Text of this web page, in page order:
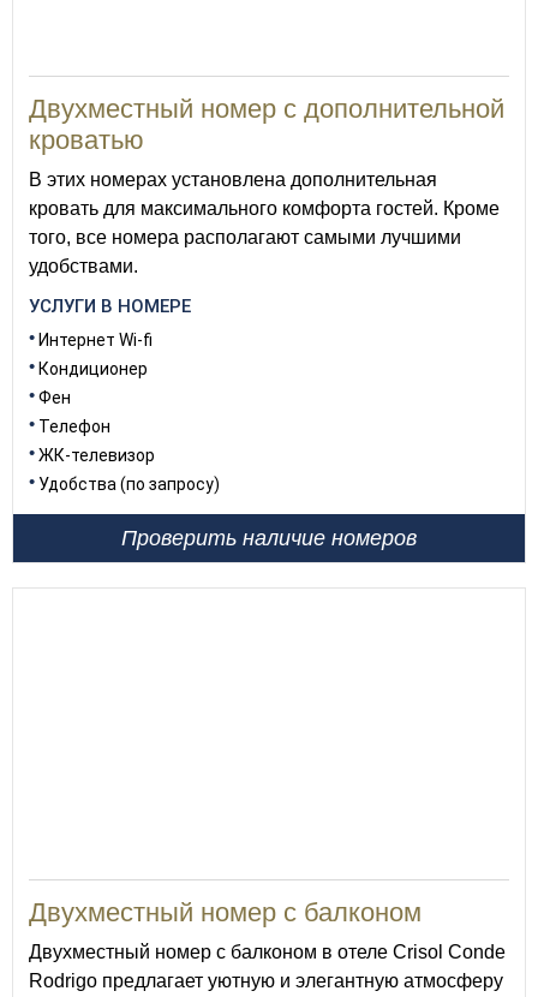
Двухместный номер с дополнительной
кроватью
В этих номерах установлена дополнительная
кровать для максимального комфорта гостей. Кроме
того, все номера располагают самыми лучшими
удобствами.
УСЛУГИ В НОМЕРЕ
Интернет Wi-fi
Кондиционер
Фен
Телефон
ЖК-телевизор
Удобства (по запросу)
Проверить наличие номеров
Двухместный номер с балконом
Двухместный номер с балконом в отеле Crisol Conde
Rodrigo предлагает уютную и элегантную атмосферу